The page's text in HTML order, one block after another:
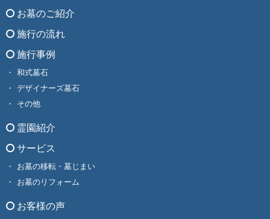
お墓のご紹介
施行の流れ
施行事例
和式墓石
デザイナーズ墓石
その他
霊園紹介
サービス
お墓の移転・墓じまい
お墓のリフォーム
お客様の声